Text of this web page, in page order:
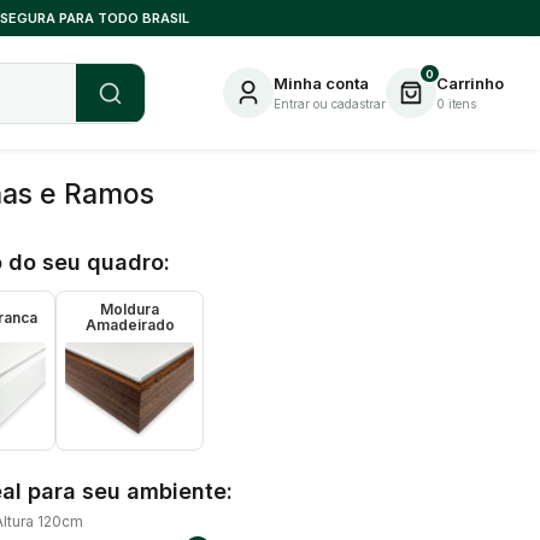
PARA TODO BRASIL
Minha conta
Entrar ou cadastrar
0 Carrinho
0 itens
e Ramos
do seu quadro:
Moldura
Amadeirado
para seu ambiente:
120cm